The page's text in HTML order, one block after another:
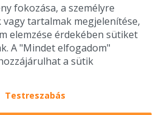
- Falatozz.hu - Diston-line Kft.
kedvező áron, egy helyen az összes
étterem ajánlata.
fokozása, a személyre
tartalmak megjelenítése,
elemzése érdekében sütiket
A "Mindet elfogadom"
a sütik
Testreszabás